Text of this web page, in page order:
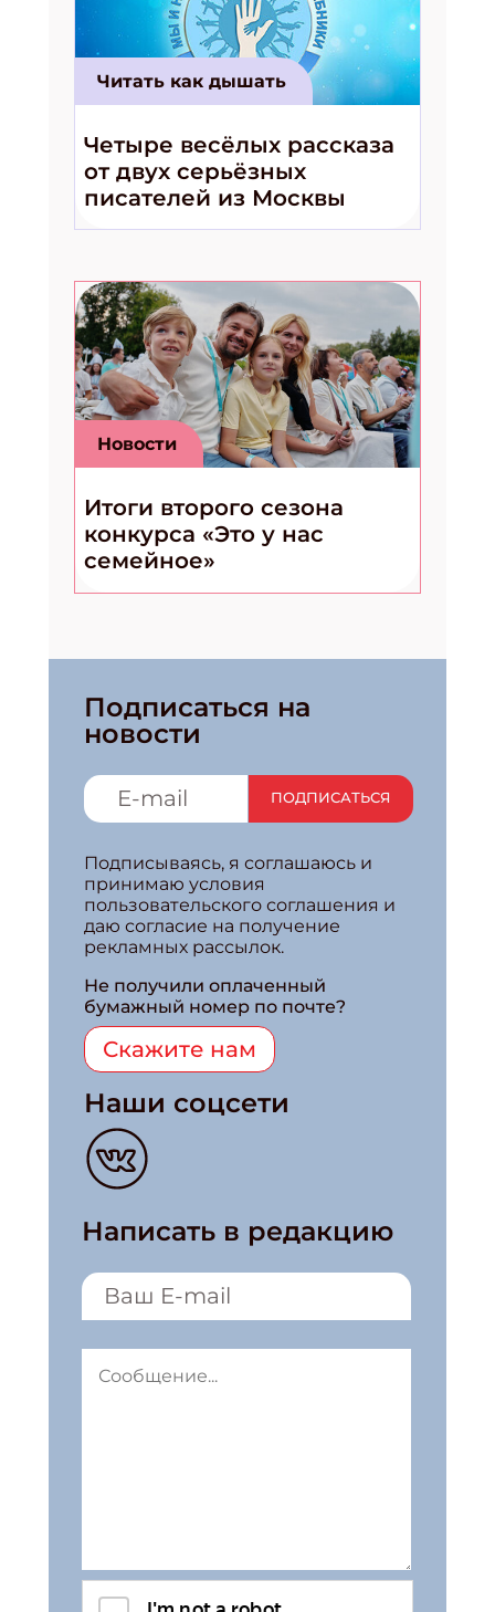
Читать как дышать
Четыре весёлых рассказа
от двух серьёзных
писателей из Москвы
Новости
Итоги второго сезона
конкурса «Это у нас
семейное»
Подписаться на
новости
ПОДПИСАТЬСЯ
Подписываясь, я соглашаюсь и
принимаю условия
пользовательского соглашения и
даю согласие на получение
рекламных рассылок.
Не получили оплаченный
бумажный номер по почте?
Скажите нам
Наши соцсети
Написать в редакцию